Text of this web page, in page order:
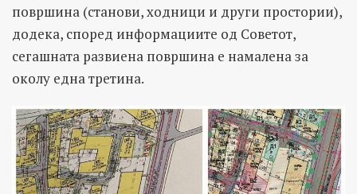
површина (станови, ходници и други простории),
додека, според информациите од Советот,
сегашната развиена површина е намалена за
околу една третина.